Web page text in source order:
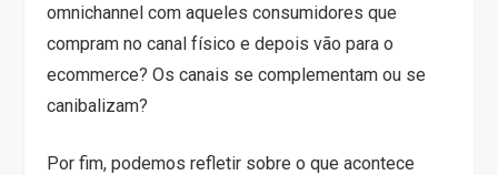
omnichannel com aqueles consumidores que
compram no canal físico e depois vão para o
ecommerce? Os canais se complementam ou se
canibalizam?
Por fim, podemos refletir sobre o que acontece